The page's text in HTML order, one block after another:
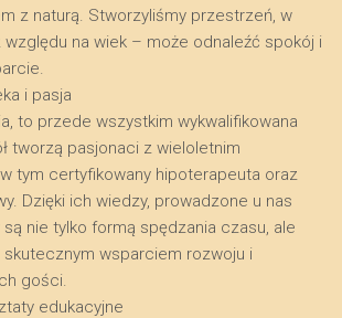
z naturą. Stworzyliśmy przestrzeń, w
na wiek – może odnaleźć spokój i
i pasja
to przede wszystkim wykwalifikowana
tworzą pasjonaci z wieloletnim
tym certyfikowany hipoterapeuta oraz
Dzięki ich wiedzy, prowadzone u nas
nie tylko formą spędzania czasu, ale
wsparciem rozwoju i
gości.
edukacyjne